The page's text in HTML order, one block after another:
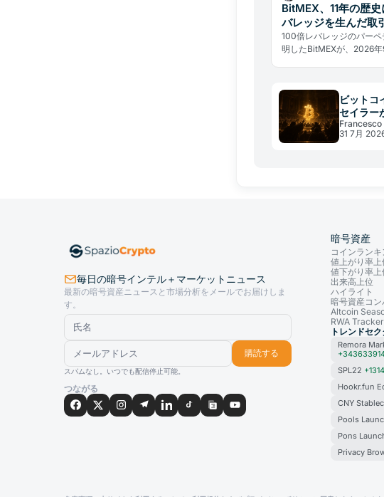
BitMEX、11年の歴
バレッジを生んだ取
100倍レバレッジのパー
明したBitMEXが、2026年
ビットコ
セイラー
と宣言、
31 7月
毎日の暗号インテル＋マーケットニュース
最新の暗号資産ニュースと市場分析をメールでお届けしま
す。
購読する
スパムなし。いつでも配信停止可能。
つながる
暗号資産
コインラン
値上がり率上
値下がり率上
出来高上位
ハイライト
暗号資産コン
Altcoin
RWA Tracker
トレンドセ
Remora
SPL22
Hookr.fun
CNY
Pools
Pons
Privacy